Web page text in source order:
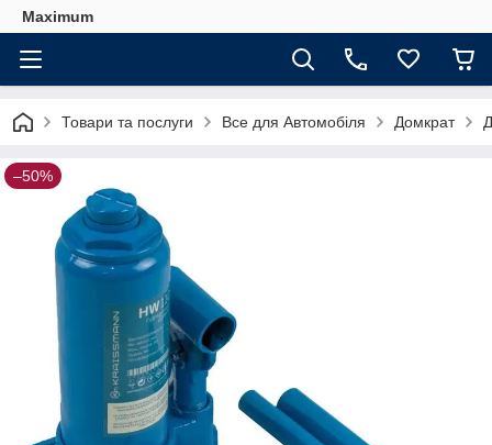
Maximum
Товари та послуги Все для Автомобіля Домкрат
–50%